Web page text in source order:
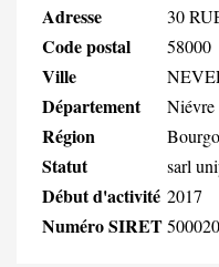
Adresse 30
Code postal 58000
Ville
Département Niévre
Région
Statut sarl
Début d'activité 2017
Numéro SIRET